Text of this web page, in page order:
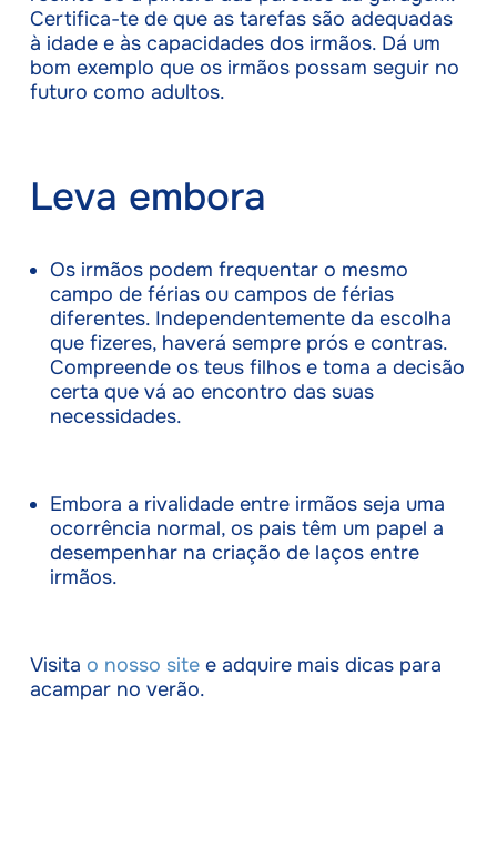
Certifica-te de que as tarefas são adequadas
à idade e às capacidades dos irmãos. Dá um
bom exemplo que os irmãos possam seguir no
futuro como adultos.
Leva embora
Os irmãos podem frequentar o mesmo
campo de férias ou campos de férias
diferentes. Independentemente da escolha
que fizeres, haverá sempre prós e contras.
Compreende os teus filhos e toma a decisão
certa que vá ao encontro das suas
necessidades.
Embora a rivalidade entre irmãos seja uma
ocorrência normal, os pais têm um papel a
desempenhar na criação de laços entre
irmãos.
Visita o nosso sitee adquire mais dicas para
acampar no verão.